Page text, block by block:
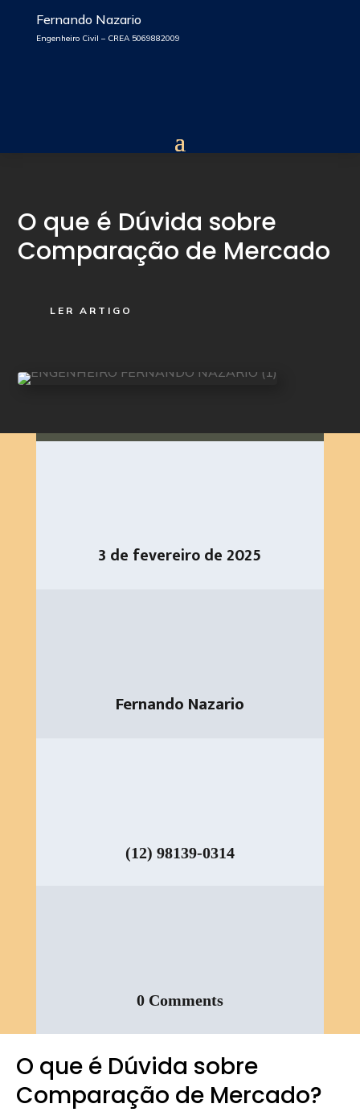
Fernando Nazario
Engenheiro Civil – CREA 5069882009
O que é Dúvida sobre
Comparação de Mercado
LER ARTIGO
3 de fevereiro de 2025
Fernando Nazario
(12) 98139-0314
0 Comments
O que é Dúvida sobre
Comparação de Mercado?